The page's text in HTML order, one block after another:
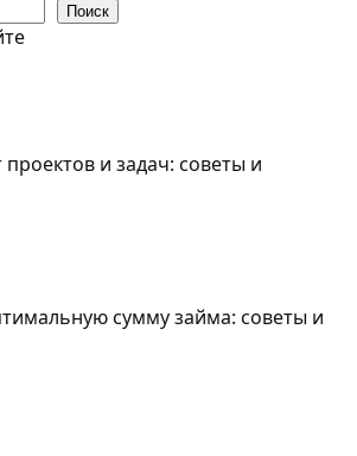
Поиск
и задач: советы и
сумму займа: советы и